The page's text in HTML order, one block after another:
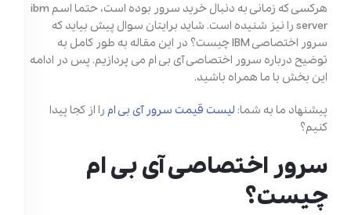
هرکسی که زمانی به دنبال خرید سرور بوده است، حتما اسم ibm
server را نیز شنیده است. شاید برایتان سوال پیش بیاید که
سرور اختصاصی IBM چیست؟ در این مقاله به طور کامل به
توضیح درباره سرور اختصاصی آی بی ام می پردازیم. پس در ادامه
این بخش با ما همراه باشید.
پیشنهاد ما به شما: لیست قیمت سرور آی بی ام را از کجا پیدا
کنیم؟
سرور اختصاصی آی بی ام
چیست؟